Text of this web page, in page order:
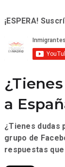
¡ESPERA!
a
¿Tienes dudas
grupo de
respuestas